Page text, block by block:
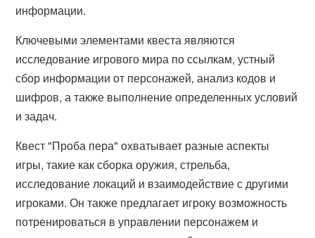
информации.
Ключевыми элементами квеста являются
исследование игрового мира по ссылкам, устный
сбор информации от персонажей, анализ кодов и
шифров, а также выполнение определенных условий
и задач.
Квест "Проба пера" охватывает разные аспекты
игры, такие как сборка оружия, стрельба,
исследование локаций и взаимодействие с другими
игроками. Он также предлагает игроку возможность
потренироваться в управлении персонажем и